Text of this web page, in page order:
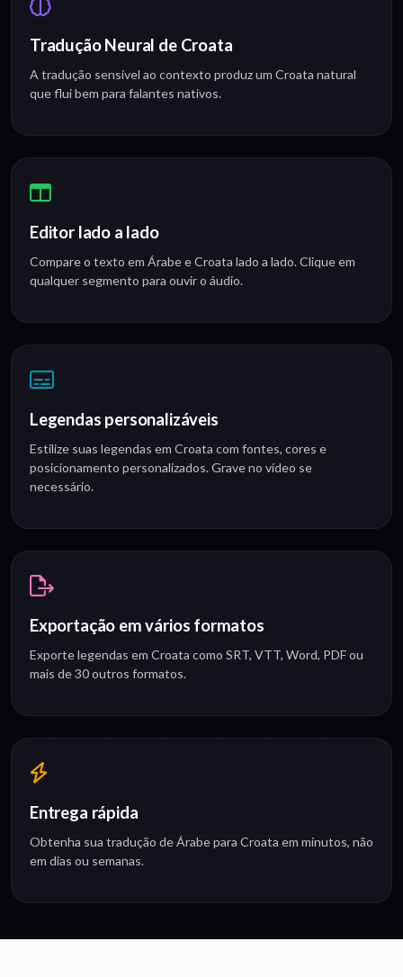
Tradução Neural de Croata
A tradução sensível ao contexto produz um Croata natural
que flui bem para falantes nativos.
Editor lado a lado
Compare o texto em Árabe e Croata lado a lado. Clique em
qualquer segmento para ouvir o áudio.
Legendas personalizáveis
Estilize suas legendas em Croata com fontes, cores e
posicionamento personalizados. Grave no vídeo se
necessário.
Exportação em vários formatos
Exporte legendas em Croata como SRT, VTT, Word, PDF ou
mais de 30 outros formatos.
Entrega rápida
Obtenha sua tradução de Árabe para Croata em minutos, não
em dias ou semanas.